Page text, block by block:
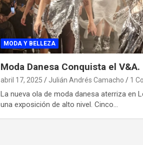
MODA Y BELLEZA
Moda Danesa Conquista el V&A.
abril 17, 2025 Julián Andrés Camacho 1
La nueva ola de moda danesa aterriza en
una exposición de alto nivel. Cinco…